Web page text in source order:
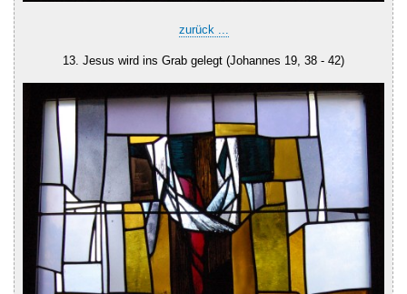
zurück ...
13. Jesus wird ins Grab gelegt (Johannes 19, 38 - 42)